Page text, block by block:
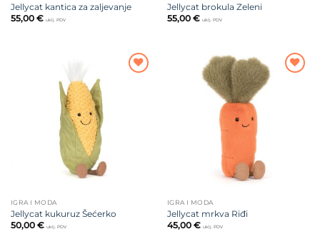
Jellycat kantica za zaljevanje
55,00 € uklj. PDV
Jellycat brokula Zeleni
55,00 € uklj. PDV
IGRA I MODA
Jellycat kukuruz Šećerko
50,00 € uklj. PDV
IGRA I MODA
Jellycat mrkva Riđi
45,00 € uklj. PDV